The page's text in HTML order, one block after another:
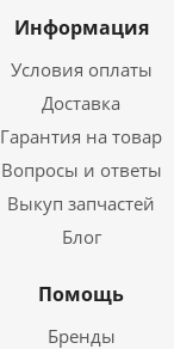
Информация
Условия оплаты
Доставка
Гарантия на товар
Вопросы и ответы
Выкуп запчастей
Блог
Помощь
Бренды